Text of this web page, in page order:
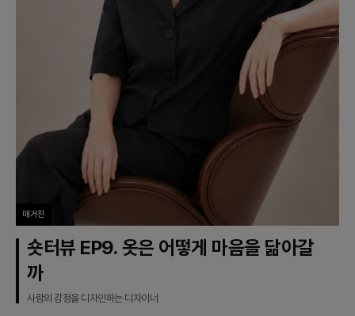
매거진
숏터뷰 EP9. 옷은 어떻게 마음을 닮아갈
까
사람의 감정을 디자인하는 디자이너